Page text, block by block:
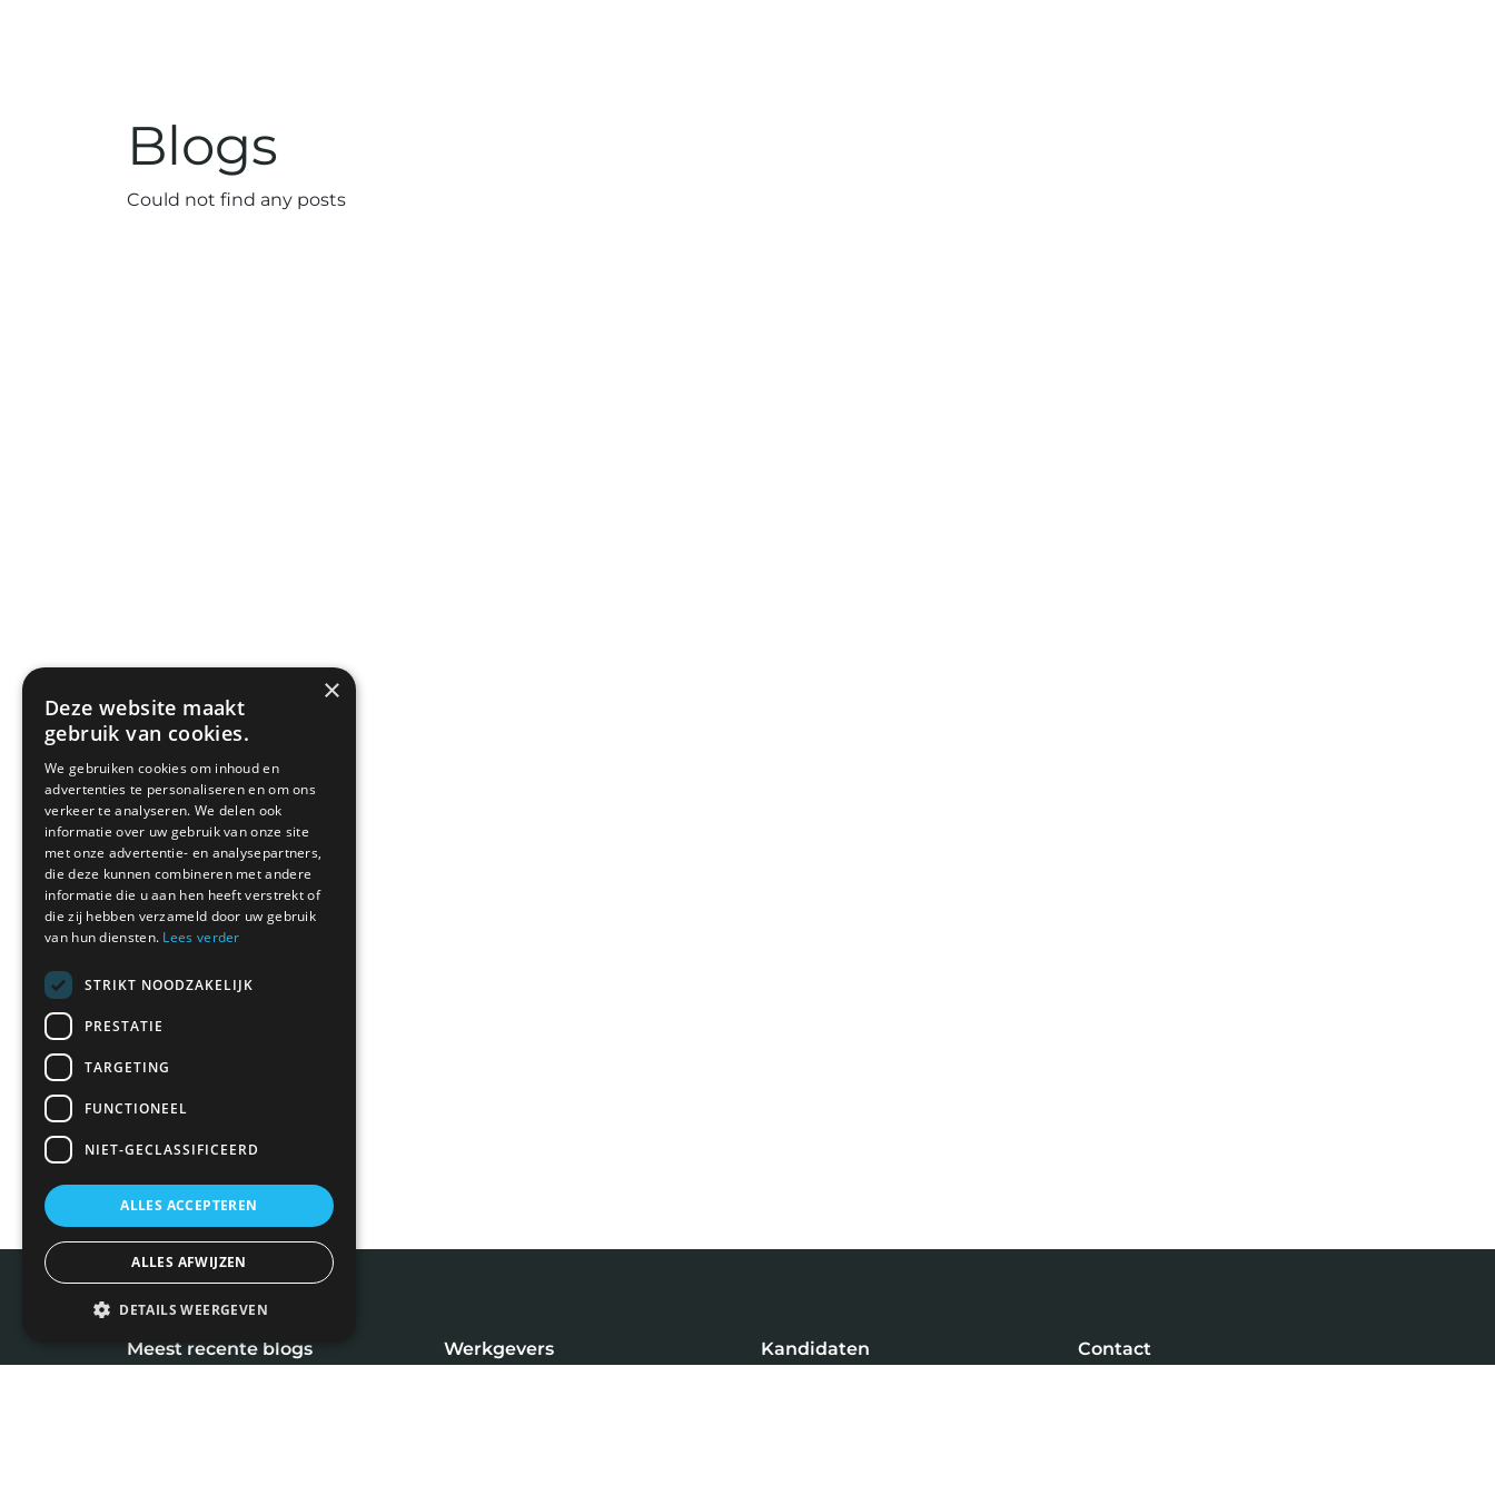
Blogs
Could not find any posts
Meest recente blogs
Werkgevers
Kandidaten
Contact
×
Deze website maakt
gebruik van cookies.
We gebruiken cookies om inhoud en
advertenties te personaliseren en om ons
verkeer te analyseren. We delen ook
informatie over uw gebruik van onze site
met onze advertentie- en analysepartners,
die deze kunnen combineren met andere
informatie die u aan hen heeft verstrekt of
die zij hebben verzameld door uw gebruik
van hun diensten. Lees verder
STRIKT NOODZAKELIJK
PRESTATIE
TARGETING
FUNCTIONEEL
NIET-GECLASSIFICEERD
ALLES ACCEPTEREN
ALLES AFWIJZEN
DETAILS WEERGEVEN